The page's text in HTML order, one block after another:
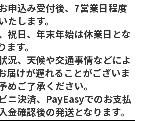
申込み受付後、7営業日程度
たします。
祝日、年末年始は休業日とな
ます。
況、天候や交通事情などによ
届けが遅れることがございま
めご了承ください。
ニ決済、PayEasyでのお支払
金確認後の発送となります。